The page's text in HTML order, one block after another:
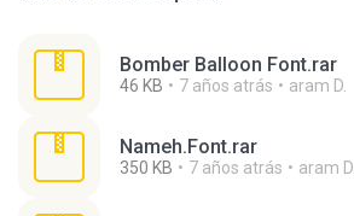
Bomber Balloon Font.rar
46 KB 7 años atrás aram D.
Nameh.Font.rar
350 KB 7 años atrás aram D.